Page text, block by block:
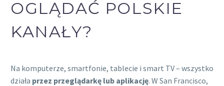
OGLĄDAĆ POLSKIE
KANAŁY?
Na komputerze, smartfonie, tablecie i smart TV – wszystko
działa przez przeglądarkę lub aplikację. W San Francisco,